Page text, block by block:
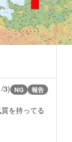
3) NG 報告
を持ってる